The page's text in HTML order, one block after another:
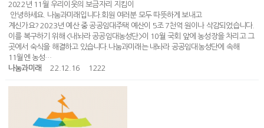
2022년 11월 우리이웃의 보금자리 지킴이
안녕하세요. 나눔과미래입니다.회원 여러분 모두 따뜻하게 보내고
계신가요? 2023년 예산 중 공공임대주택 예산이 5조 7천억 원이나 삭감되었습니다.
이를 복구하기 위해 <내놔라 공공임대농성단>이 10월 국회 앞에 농성장을 차리고 그
곳에서 숙식을 해결하고 있습니다.나눔과미래는 내놔라 공공임대농성단에 속해
11월엔 농성…
나눔과미래
22.12.16 1222